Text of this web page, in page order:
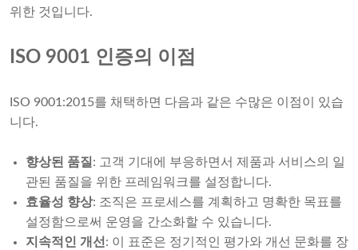
위한 것입니다.
ISO 9001 인증의 이점
ISO 9001:2015를 채택하면 다음과 같은 수많은 이점이 있습
니다.
향상된 품질 : 고객 기대에 부응하면서 제품과 서비스의 일
관된 품질을 위한 프레임워크를 설정합니다.
효율성 향상: 조직은 프로세스를 계획하고 명확한 목표를
설정함으로써 운영을 간소화할 수 있습니다.
지속적인 개선 : 이 표준은 정기적인 평가와 개선 문화를 장